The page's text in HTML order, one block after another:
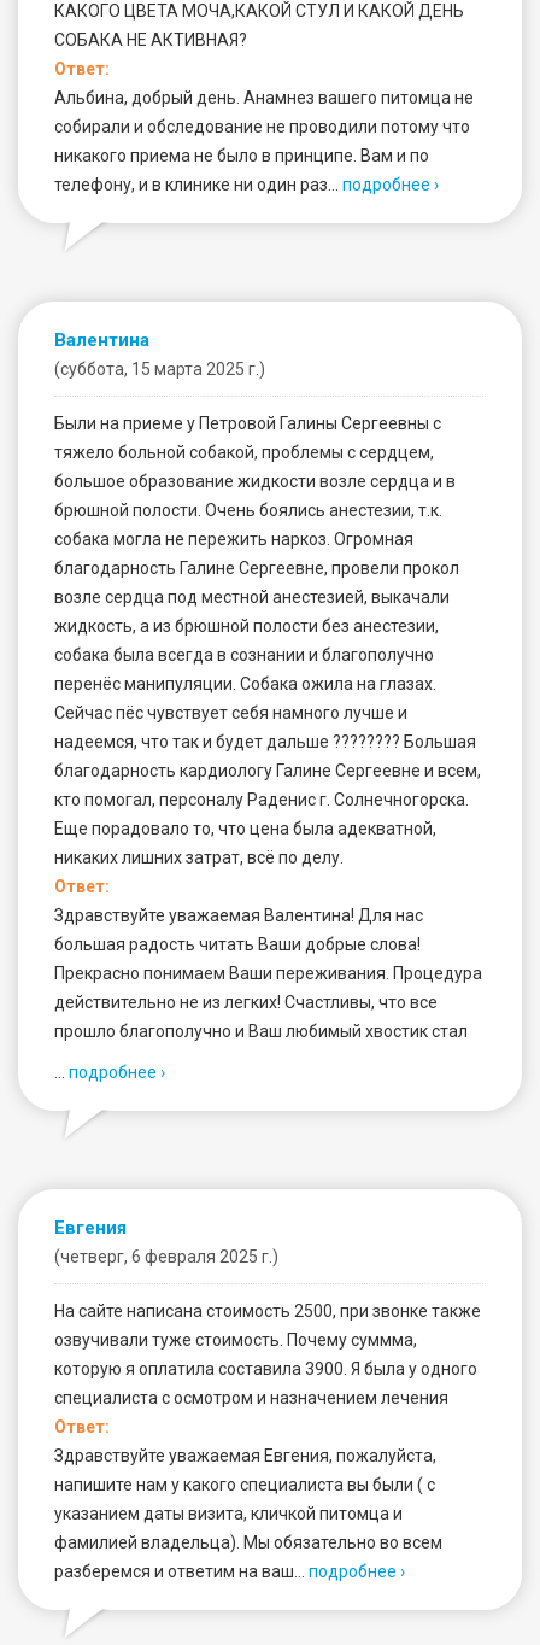
КАКОГО ЦВЕТА МОЧА,КАКОЙ СТУЛ И КАКОЙ ДЕНЬ
СОБАКА НЕ АКТИВНАЯ?
Ответ:
Альбина, добрый день. Анамнез вашего питомца не
собирали и обследование не проводили потому что
никакого приема не было в принципе. Вам и по
телефону, и в клинике ни один раз… подробнее ›
Валентина
(суббота, 15 марта 2025 г.)
Были на приеме у Петровой Галины Сергеевны с
тяжело больной собакой, проблемы с сердцем,
большое образование жидкости возле сердца и в
брюшной полости. Очень боялись анестезии, т.к.
собака могла не пережить наркоз. Огромная
благодарность Галине Сергеевне, провели прокол
возле сердца под местной анестезией, выкачали
жидкость, а из брюшной полости без анестезии,
собака была всегда в сознании и благополучно
перенёс манипуляции. Собака ожила на глазах.
Сейчас пёс чувствует себя намного лучше и
надеемся, что так и будет дальше ???????? Большая
благодарность кардиологу Галине Сергеевне и всем,
кто помогал, персоналу Раденис г. Солнечногорска.
Еще порадовало то, что цена была адекватной,
никаких лишних затрат, всё по делу.
Ответ:
Здравствуйте уважаемая Валентина! Для нас
большая радость читать Ваши добрые слова!
Прекрасно понимаем Ваши переживания. Процедура
действительно не из легких! Счастливы, что все
прошло благополучно и Ваш любимый хвостик стал
… подробнее ›
Евгения
(четверг, 6 февраля 2025 г.)
На сайте написана стоимость 2500, при звонке также
озвучивали туже стоимость. Почему суммма,
которую я оплатила составила 3900. Я была у одного
специалиста с осмотром и назначением лечения
Ответ:
Здравствуйте уважаемая Евгения, пожалуйста,
напишите нам у какого специалиста вы были ( с
указанием даты визита, кличкой питомца и
фамилией владельца). Мы обязательно во всем
разберемся и ответим на ваш… подробнее ›